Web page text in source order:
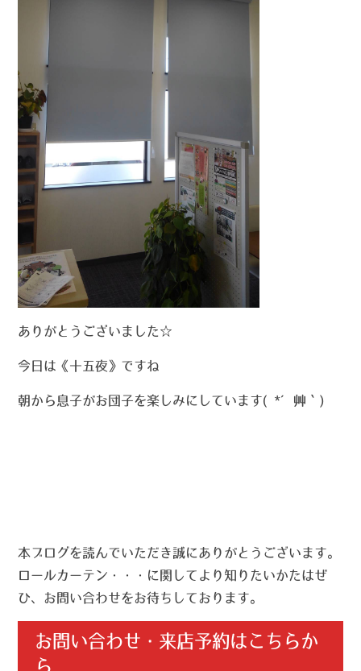
ありがとうございました☆
今日は《十五夜》ですね
朝から息子がお団子を楽しみにしています( *´艸｀)
本ブログを読んでいただき誠にありがとうございます。
ロールカーテン・・・に関してより知りたいかたはぜ
ひ、お問い合わせをお待ちしております。
お問い合わせ・来店予約はこちらか
ら